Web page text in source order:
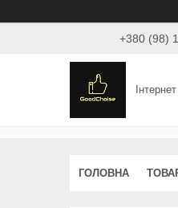
+380 (98)
ГОЛОВНА